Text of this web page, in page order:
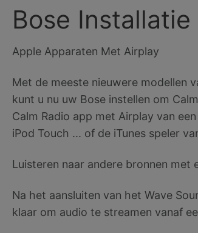
Bose
Apple Apparaten Met Airplay
Met de meeste nieuwere modellen
kunt u nu uw Bose instellen om
Calm Radio app met Airplay van
iPod Touch ... of de iTunes speler
Luisteren naar andere bronnen met
Na het aansluiten van het Wave
klaar om audio te streamen vanaf